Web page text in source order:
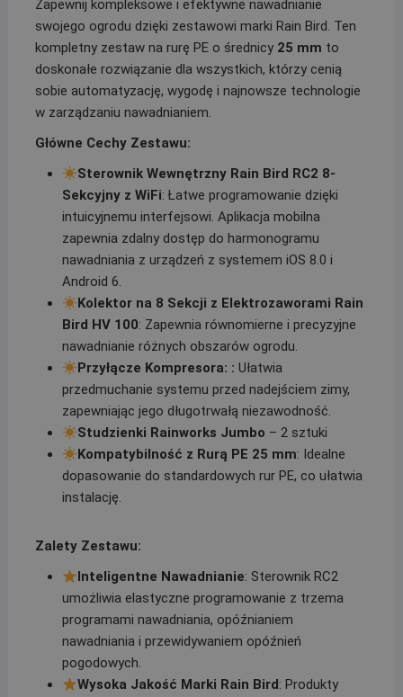
Zapewnij kompleksowe i efektywne nawadnianie
swojego ogrodu dzięki zestawowi marki Rain Bird. Ten
kompletny zestaw na rurę PE o średnicy 25 mm to
doskonałe rozwiązanie dla wszystkich, którzy cenią
sobie automatyzację, wygodę i najnowsze technologie
w zarządzaniu nawadnianiem.
Główne Cechy Zestawu:
Sterownik Wewnętrzny Rain Bird RC2 8-
Sekcyjny z WiFi: Łatwe programowanie dzięki
intuicyjnemu interfejsowi. Aplikacja mobilna
zapewnia zdalny dostęp do harmonogramu
nawadniania z urządzeń z systemem iOS 8.0 i
Android 6.
Kolektor na 8 Sekcji z Elektrozaworami Rain
Bird HV 100: Zapewnia równomierne i precyzyjne
nawadnianie różnych obszarów ogrodu.
Przyłącze Kompresora: :Ułatwia
przedmuchanie systemu przed nadejściem zimy,
zapewniając jego długotrwałą niezawodność.
Studzienki Rainworks Jumbo – 2 sztuki
Kompatybilność z Rurą PE 25 mm: Idealne
dopasowanie do standardowych rur PE, co ułatwia
instalację.
Zalety Zestawu:
Inteligentne Nawadnianie: Sterownik RC2
umożliwia elastyczne programowanie z trzema
programami nawadniania, opóźnianiem
nawadniania i przewidywaniem opóźnień
pogodowych.
Wysoka Jakość Marki Rain Bird : Produkty